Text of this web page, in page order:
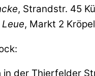
, Strandstr. 45
, Markt 2
der Thierfelder